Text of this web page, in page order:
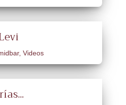
, Videos